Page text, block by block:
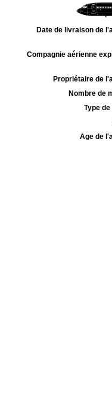
Date de livraison de
Compagnie aérienne
Propriétaire de
Nombre de
Type
Age de